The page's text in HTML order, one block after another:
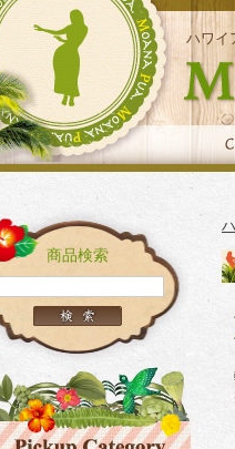
ハワイ
商品検索